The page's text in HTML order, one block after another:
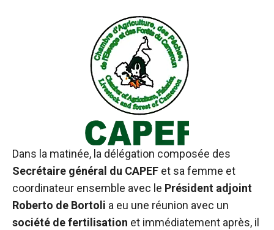
Dans la matinée, la délégation composée des
Secrétaire général du CAPEF et sa femme et
coordinateur ensemble avec le Président adjoint
Roberto de Bortoli a eu une réunion avec un
société de fertilisation et immédiatement après, il